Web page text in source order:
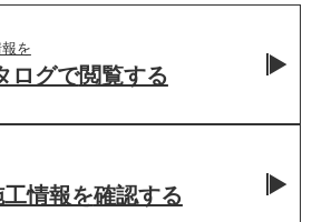
を
ログで閲覧する
情報を確認する